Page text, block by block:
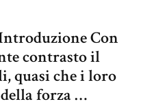
Con
contrasto il
quasi che i loro
forza …